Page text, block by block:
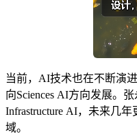
当前，AI技术也在不断演
向Sciences AI方向发展。
Infrastructure AI，未来几
域。